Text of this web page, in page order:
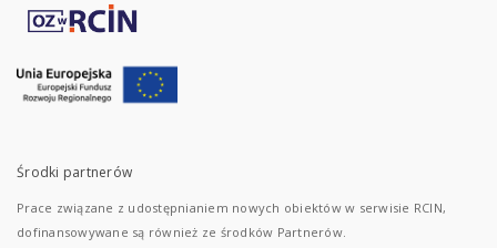
Środki partnerów
Prace związane z udostępnianiem nowych obiektów w serwisie RCIN,
dofinansowywane są również ze środków Partnerów.